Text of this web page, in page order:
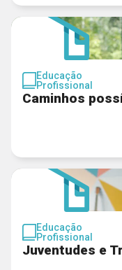
Educação
Profissional
Caminhos
Educação
Profissional
Juventudes e